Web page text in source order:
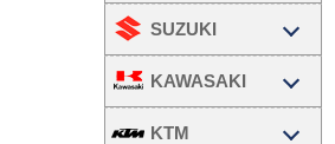
SUZUKI
KAWASAKI
KTM